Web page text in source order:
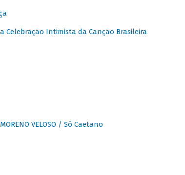
Celebração Intimista da Canção Brasileira
VELOSO / Só Caetano